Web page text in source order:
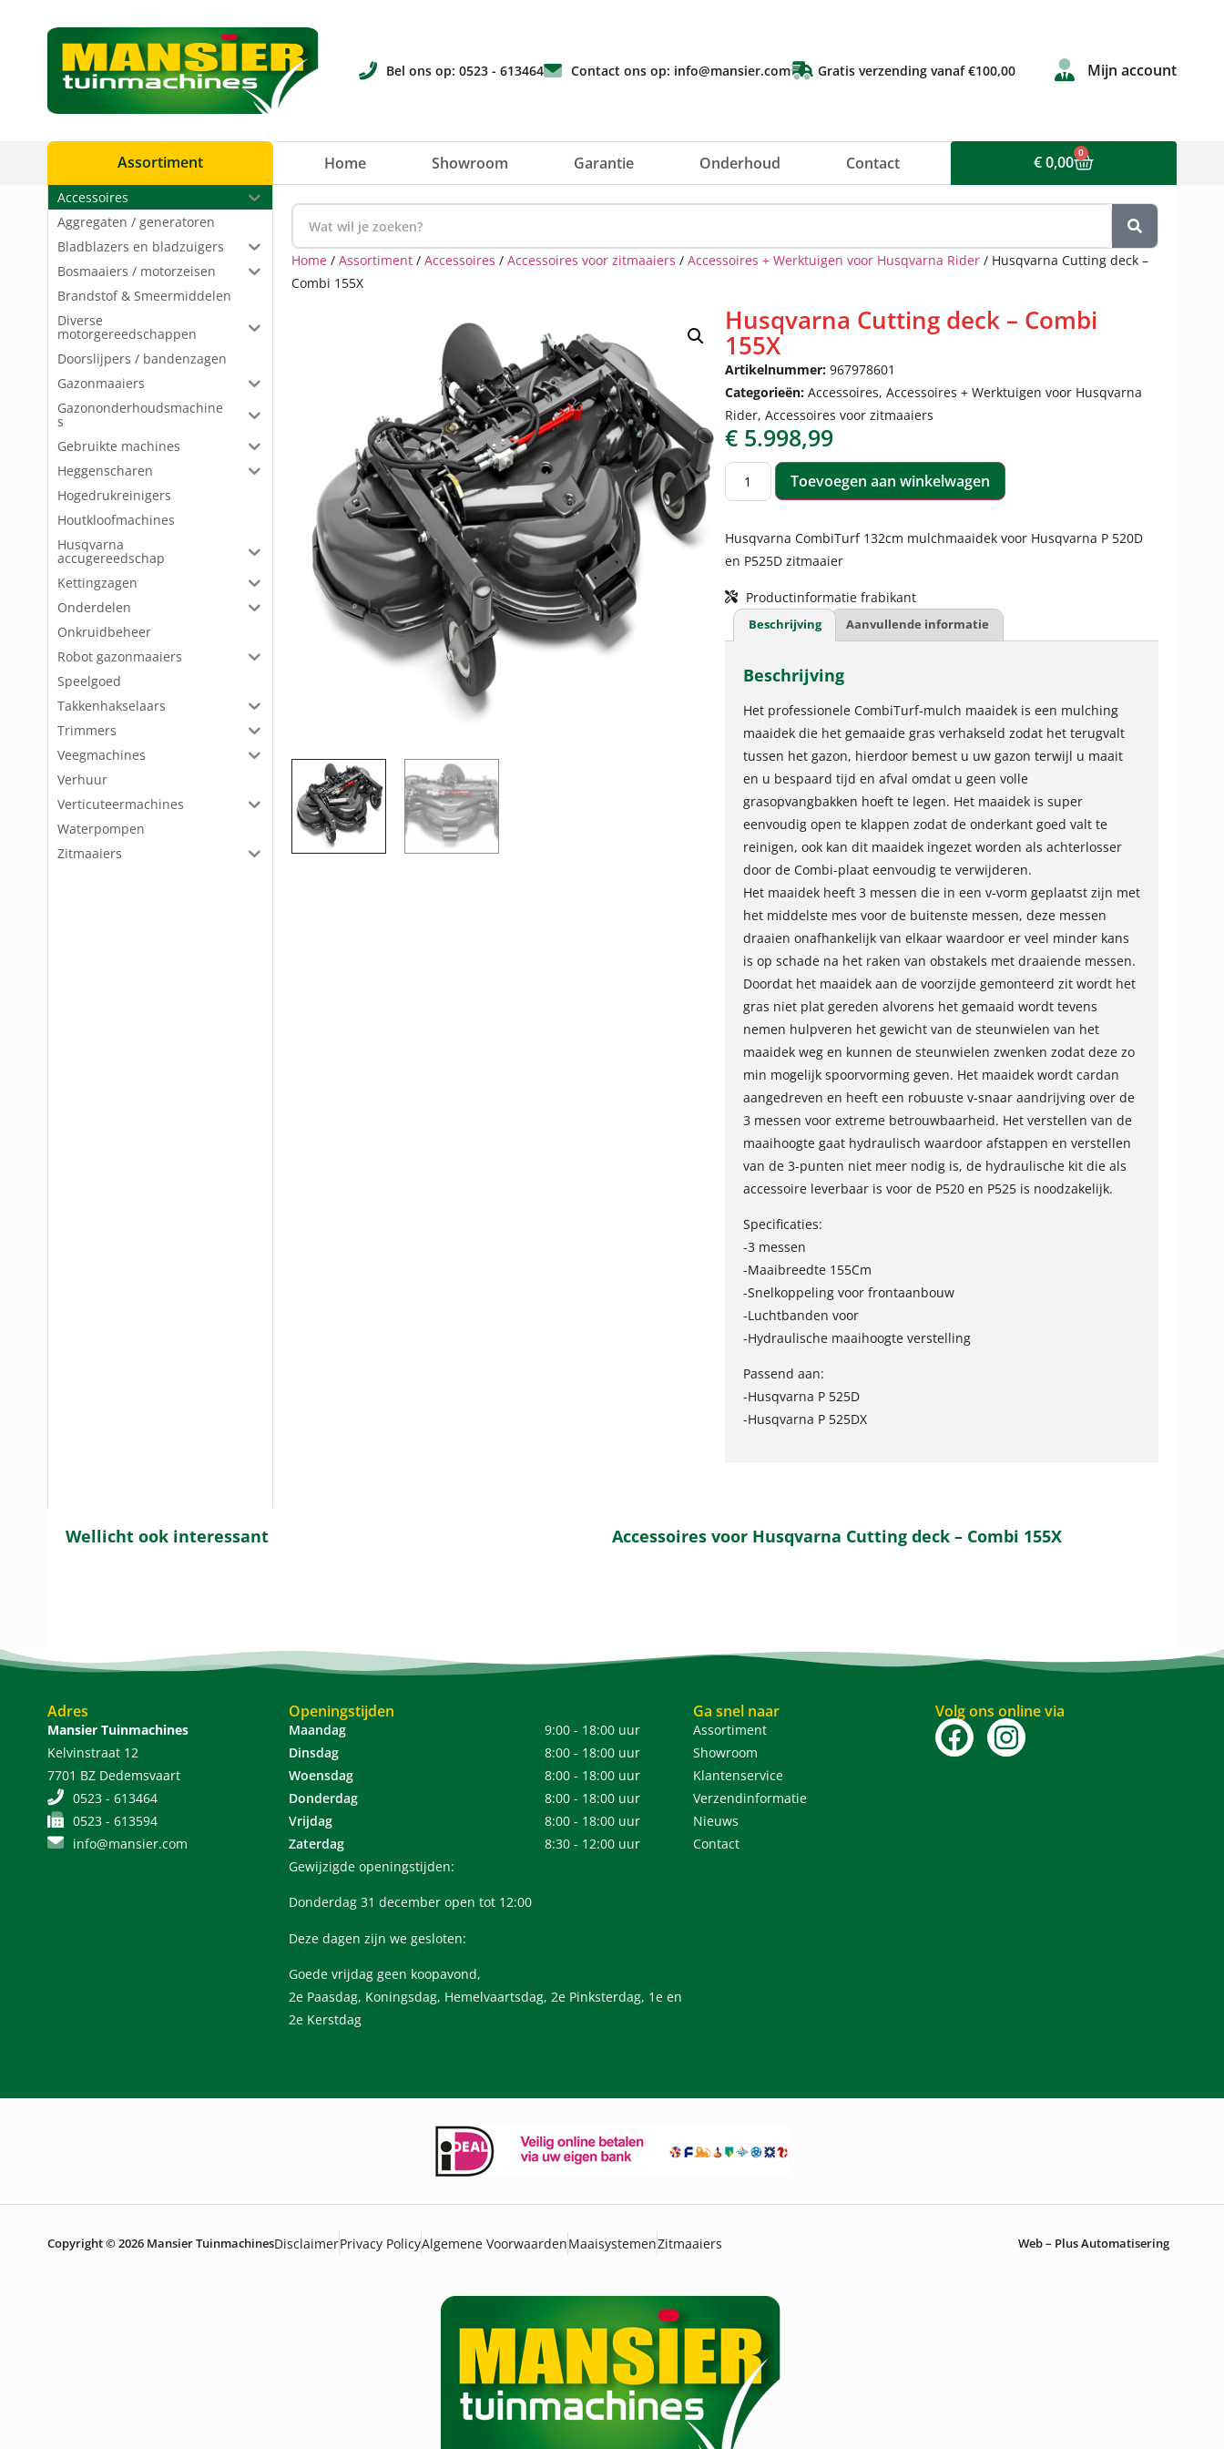
Bel ons op: 0523 - 613464 Contact ons op: info@mansier.com Gratis verzending vanaf €100,00 Mijn account
Assortiment Home Showroom Garantie Onderhoud Contact €0,00 0
Accessoires
Aggregaten / generatoren
Bladblazers en bladzuigers
Bosmaaiers / motorzeisen
Brandstof & Smeermiddelen
Diverse
motorgereedschappen
Doorslijpers / bandenzagen
Gazonmaaiers
Gazononderhoudsmachine
s
Gebruikte machines
Heggenscharen
Hogedrukreinigers
Houtkloofmachines
Husqvarna
accugereedschap
Kettingzagen
Onderdelen
Onkruidbeheer
Robot gazonmaaiers
Speelgoed
Takkenhakselaars
Trimmers
Veegmachines
Verhuur
Verticuteermachines
Waterpompen
Zitmaaiers
Home / Assortiment / Accessoires / Accessoires voor zitmaaiers / Accessoires + Werktuigen voor Husqvarna Rider / Husqvarna Cutting deck –
Combi 155X
Husqvarna Cutting deck – Combi
155X
Artikelnummer: 967978601
Categorieën: Accessoires, Accessoires + Werktuigen voor Husqvarna
Rider, Accessoires voor zitmaaiers
€ 5.998,99
Toevoegen aan winkelwagen
Husqvarna CombiTurf 132cm mulchmaaidek voor Husqvarna P 520D
en P525D zitmaaier
Productinformatie frabikant
Beschrijving Aanvullende informatie
Beschrijving
Het professionele CombiTurf-mulch maaidek is een mulching
maaidek die het gemaaide gras verhakseld zodat het terugvalt
tussen het gazon, hierdoor bemest u uw gazon terwijl u maait
en u bespaard tijd en afval omdat u geen volle
grasopvangbakken hoeft te legen. Het maaidek is super
eenvoudig open te klappen zodat de onderkant goed valt te
reinigen, ook kan dit maaidek ingezet worden als achterlosser
door de Combi-plaat eenvoudig te verwijderen.
Het maaidek heeft 3 messen die in een v-vorm geplaatst zijn met
het middelste mes voor de buitenste messen, deze messen
draaien onafhankelijk van elkaar waardoor er veel minder kans
is op schade na het raken van obstakels met draaiende messen.
Doordat het maaidek aan de voorzijde gemonteerd zit wordt het
gras niet plat gereden alvorens het gemaaid wordt tevens
nemen hulpveren het gewicht van de steunwielen van het
maaidek weg en kunnen de steunwielen zwenken zodat deze zo
min mogelijk spoorvorming geven. Het maaidek wordt cardan
aangedreven en heeft een robuuste v-snaar aandrijving over de
3 messen voor extreme betrouwbaarheid. Het verstellen van de
maaihoogte gaat hydraulisch waardoor afstappen en verstellen
van de 3-punten niet meer nodig is, de hydraulische kit die als
accessoire leverbaar is voor de P520 en P525 is noodzakelijk.
Specificaties:
-3 messen
-Maaibreedte 155Cm
-Snelkoppeling voor frontaanbouw
-Luchtbanden voor
-Hydraulische maaihoogte verstelling
Passend aan:
-Husqvarna P 525D
-Husqvarna P 525DX
Wellicht ook interessant Accessoires voor Husqvarna Cutting deck – Combi 155X
Adres
Mansier Tuinmachines
Kelvinstraat 12
7701 BZ Dedemsvaart
0523 - 613464
0523 - 613594
info@mansier.com
Openingstijden
Maandag
9:00 - 18:00 uur
Dinsdag
8:00 - 18:00 uur
Woensdag
8:00 - 18:00 uur
Donderdag
8:00 - 18:00 uur
Vrijdag
8:00 - 18:00 uur
Zaterdag
8:30 - 12:00 uur
Gewijzigde openingstijden:
Donderdag 31 december open tot 12:00
Deze dagen zijn we gesloten:
Goede vrijdag geen koopavond,
2e Paasdag, Koningsdag, Hemelvaartsdag, 2e Pinksterdag, 1e en
2e Kerstdag
Ga snel naar
Assortiment
Showroom
Klantenservice
Verzendinformatie
Nieuws
Contact
Volg ons online via
Copyright © 2026 Mansier TuinmachinesDisclaimerPrivacy PolicyAlgemene VoorwaardenMaaisystemenZitmaaiers Web – Plus Automatisering